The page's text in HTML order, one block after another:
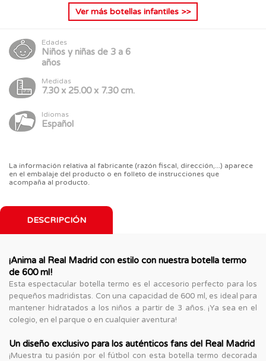
Ver más botellas infantiles >>
Edades
Niños y niñas de 3 a 6
años
Medidas
7.30 x 25.00 x 7.30 cm.
Idiomas
Español
La información relativa al fabricante (razón fiscal, dirección,...) aparece
en el embalaje del producto o en folleto de instrucciones que
acompaña al producto.
DESCRIPCIÓN
¡Anima al Real Madrid con estilo con nuestra botella termo
de 600 ml!
Esta espectacular botella termo es el accesorio perfecto para los
pequeños madridistas. Con una capacidad de 600 ml, es ideal para
mantener hidratados a los niños a partir de 3 años. ¡Ya sea en el
colegio, en el parque o en cualquier aventura!
Un diseño exclusivo para los auténticos fans del Real Madrid
¡Muestra tu pasión por el fútbol con esta botella termo decorada